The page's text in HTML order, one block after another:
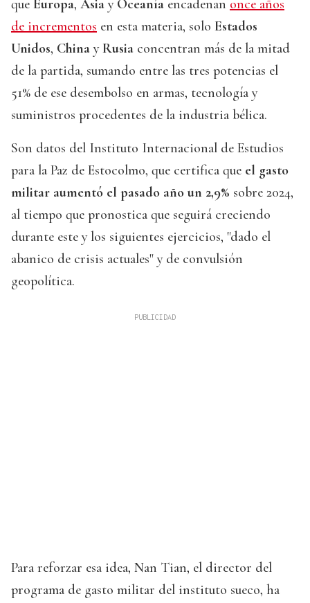
que Europa, Asia y Oceanía encadenan once años
de incrementos en esta materia, solo Estados
Unidos, China yRusia concentran más de la mitad
de la partida, sumando entre las tres potencias el
51% de ese desembolso en armas, tecnología y
suministros procedentes de la industria bélica.
Son datos del Instituto Internacional de Estudios
para la Paz de Estocolmo, que certifica que el gasto
militar aumentó el pasado año un 2,9% sobre 2024,
al tiempo que pronostica que seguirá creciendo
durante este y los siguientes ejercicios, "dado el
abanico de crisis actuales" y de convulsión
geopolítica.
Para reforzar esa idea, Nan Tian, el director del
programa de gasto militar del instituto sueco, ha